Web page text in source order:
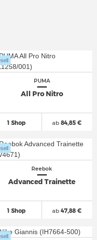
PUMA
All Pro Nitro
1 Shop ab 84,85 €
Reebok
Advanced Trainette
1 Shop ab 47,88 €